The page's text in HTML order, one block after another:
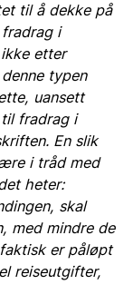
til å dekke på
i
etter
typen
uansett
fradrag i
En slik
i tråd med
heter:
skal
med mindre de
er påløpt
reiseutgifter,